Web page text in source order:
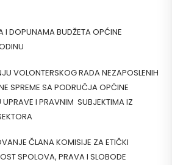
I DOPUNAMA BUDŽETA OPĆINE
VOLONTERSKOG RADA NEZAPOSLENIH
SPREME SA PODRUČJA OPĆINE
I PRAVNIM SUBJEKTIMA IZ
SEKTORA
ČLANA KOMISIJE ZA ETIČKI
SPOLOVA, PRAVA I SLOBODE